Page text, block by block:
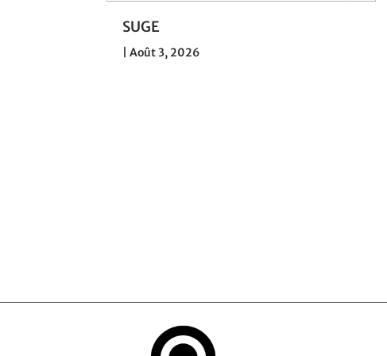
SUGE
Août 3, 2026